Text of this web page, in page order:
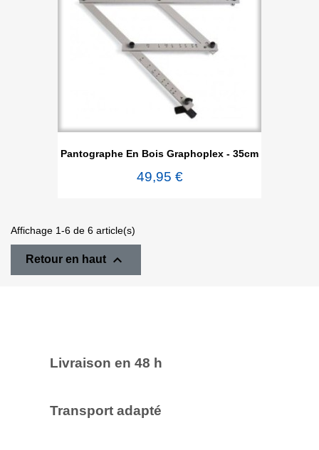
Pantographe En Bois Graphoplex - 35cm
49,95 €
Affichage 1-6 de 6 article(s)
Retour en haut 
Livraison en 48 h
Transport adapté